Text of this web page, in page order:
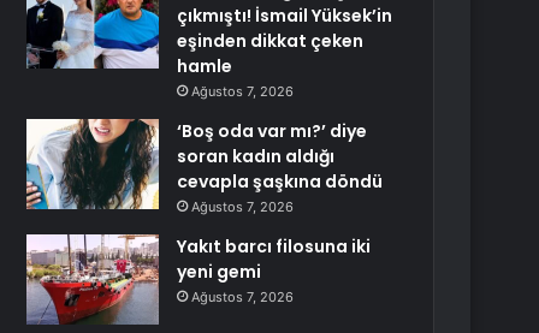
çıkmıştı! İsmail Yüksek’in
eşinden dikkat çeken
hamle
Ağustos 7, 2026
‘Boş oda var mı?’ diye
soran kadın aldığı
cevapla şaşkına döndü
Ağustos 7, 2026
Yakıt barcı filosuna iki
yeni gemi
Ağustos 7, 2026